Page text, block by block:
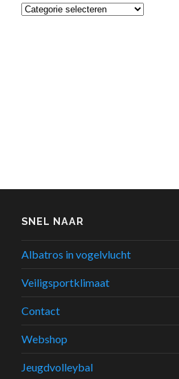
Categorieën
SNEL NAAR
Albatros in vogelvlucht
Veiligsportklimaat
Contact
Webshop
Jeugdvolleybal